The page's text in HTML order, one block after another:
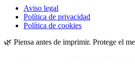
Aviso legal
Política de privacidad
Política de cookies
🌿 Piensa antes de imprimir. Protege el